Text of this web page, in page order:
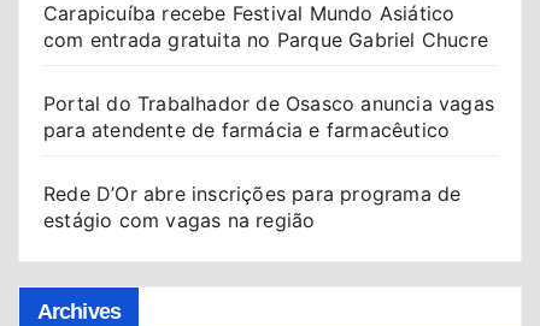
Carapicuíba recebe Festival Mundo Asiático
com entrada gratuita no Parque Gabriel Chucre
Portal do Trabalhador de Osasco anuncia vagas
para atendente de farmácia e farmacêutico
Rede D’Or abre inscrições para programa de
estágio com vagas na região
Archives